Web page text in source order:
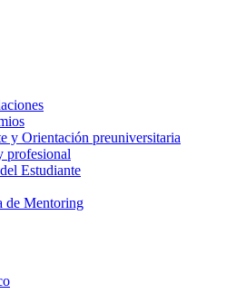
y Orientación preuniversitaria
profesional
Estudiante
de Mentoring